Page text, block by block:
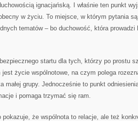
ignacjańską. I właśnie ten punkt
w życiu. To miejsce, w którym pytania
tematów – bo duchowość, która prowadzi
startu dla tych, którzy po prostu
życie wspólnotowe, na czym polega
małej grupy. Jednocześnie to punkt
i pomaga trzymać się ram.
pokazuje, że wspólnota to relacje, ale też